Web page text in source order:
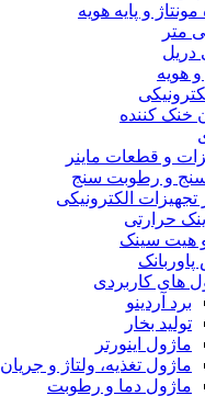
و پایه هویه
متر
دریل
و هویه
خنک کننده
و قطعات ماینر
و رطوبت سنج
تجهیزات الکترونیکی
حرارتی
هیت سینک
های کاربردی
برد آردینو
تولید بخار
ماژول اینورتر
ماژول تغذیه، ولتاژ و جریان
ماژول دما و رطوبت